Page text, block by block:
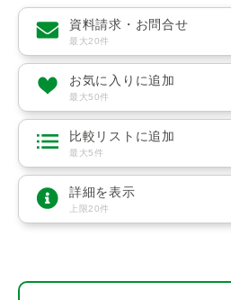
資料請求・お問合せ
最大20件
お気に入りに追加
最大50件
比較リストに追加
最大5件
詳細を表示
上限20件